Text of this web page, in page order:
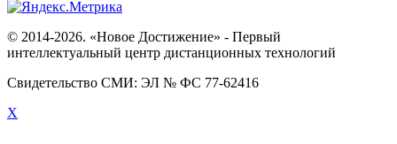
© 2014-2026. «Новое Достижение» - Первый
интеллектуальный центр дистанционных технологий
Свидетельство СМИ: ЭЛ № ФС 77-62416
X